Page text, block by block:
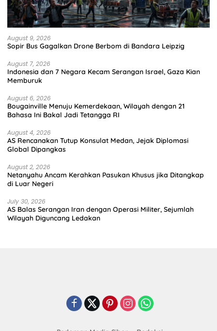
August 9, 2026
Sopir Bus Gagalkan Drone Berbom di Bandara Leipzig
August 7, 2026
Indonesia dan 7 Negara Kecam Serangan Israel, Gaza Kian
Memburuk
August 6, 2026
Bougainville Menuju Kemerdekaan, Wilayah dengan 21
Bahasa Ini Bakal Jadi Tetangga RI
August 4, 2026
AS Rencanakan Tutup Konsulat Medan, Jejak Diplomasi
Global Dipangkas
August 2, 2026
Netanyahu Ancam Kerahkan Pasukan Khusus jika Ditangkap
di Luar Negeri
July 30, 2026
AS Balas Serangan Iran dengan Operasi Militer, Sejumlah
Wilayah Diguncang Ledakan